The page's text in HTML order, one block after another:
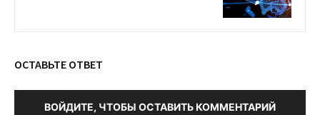
ОСТАВЬТЕ ОТВЕТ
ВОЙДИТЕ, ЧТОБЫ ОСТАВИТЬ КОММЕНТАРИЙ